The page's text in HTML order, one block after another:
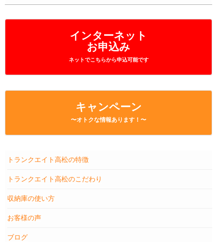
インターネット
お申込み
ネットでこちらから申込可能です
キャンペーン
〜オトクな情報あります！〜
トランクエイト高松の特徴
トランクエイト高松のこだわり
収納庫の使い方
お客様の声
ブログ